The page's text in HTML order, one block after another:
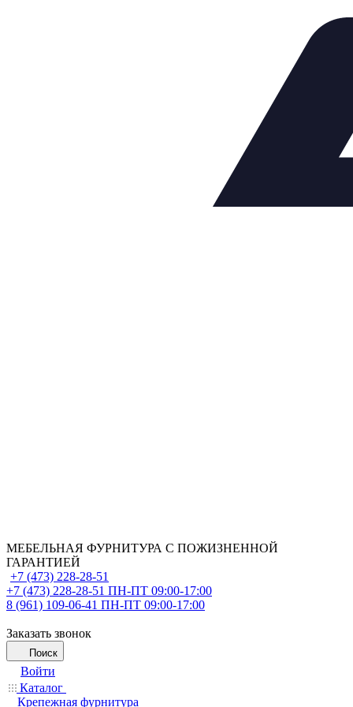
МЕБЕЛЬНАЯ ФУРНИТУРА С ПОЖИЗНЕННОЙ
ГАРАНТИЕЙ
+7 (473) 228-28-51
+7 (473) 228-28-51 ПН-ПТ 09:00-17:00
8 (961) 109-06-41 ПН-ПТ 09:00-17:00
Заказать звонок
Поиск
Войти
Каталог
Крепежная фурнитура